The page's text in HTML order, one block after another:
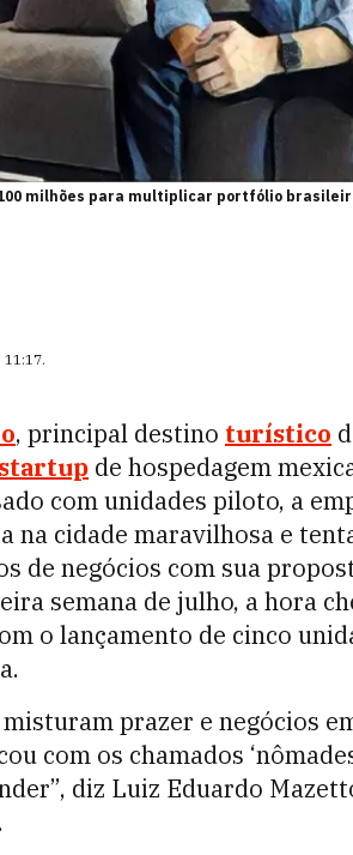
milhões para multiplicar portfólio
11:17.
, principal destino turístico
startup de hospedagem
com unidades piloto, a
na cidade maravilhosa e
de negócios com sua
semana de julho, a hora
o lançamento de cinco
prazer e negócios
com os chamados
diz Luiz Eduardo
.